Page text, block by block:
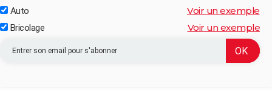
Auto Voir un exemple
Bricolage Voir un exemple